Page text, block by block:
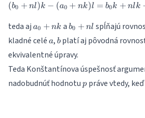
(b0 + nl)k − (a0 + nk)l = b0k + nlk
teda aj a_{0}+nk
a0 + nk a b_{0}+nl
b0 + nl spĺňajú
kladné celé a
a, b
bplatí aj pôvodná
ekvivalentné úpravy.
Teda Konštantínova úspešnosť
nadobudnúť hodnotu p
p práve vtedy, keď